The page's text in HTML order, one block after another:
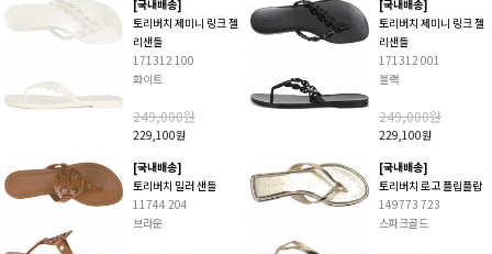
[국내배송]
토리버치 제미니 링크 젤
리샌들
171312 100
화이트
249,000원
229,100원
[국내배송]
토리버치 제미니 링크 젤
리샌들
171312 001
블랙
249,000원
229,100원
[국내배송]
토리버치 밀러 샌들
11744 204
브라운
[국내배송]
토리버치 로고 플립플랍
149773 723
스파크골드